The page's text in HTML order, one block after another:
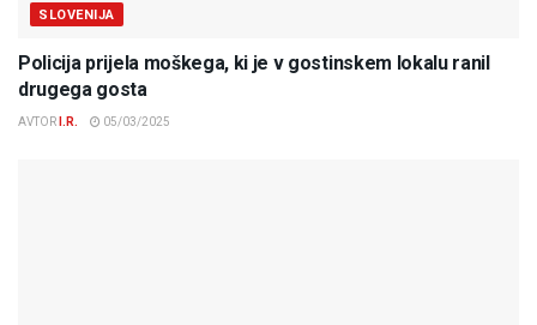
SLOVENIJA
Policija prijela moškega, ki je v gostinskem lokalu ranil
drugega gosta
AVTOR I.R. 05/03/2025